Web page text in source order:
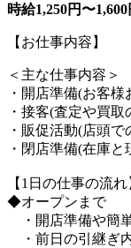
時給1,250円〜1,600
【お仕事内容】
＜主な仕事内容＞
・開店準備(お客
・接客(査定や買
・販促活動(店頭
・閉店準備(在庫
【1日の仕事の流れ
◆オープンまで
・開店準備や簡
・前日の引継ぎ